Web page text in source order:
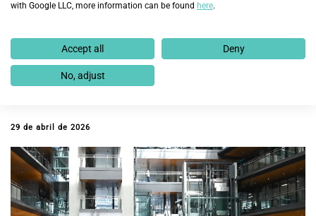
“Cambiando Vidas” cumple 10 años en Barcelona
con cerca de 1.600 contratos de trabajo y una
nueva edición para ayudar a 80 personas en
29 de abril de 2026
with Google LLC, more information can be found here.
Accept all Deny
No, adjust